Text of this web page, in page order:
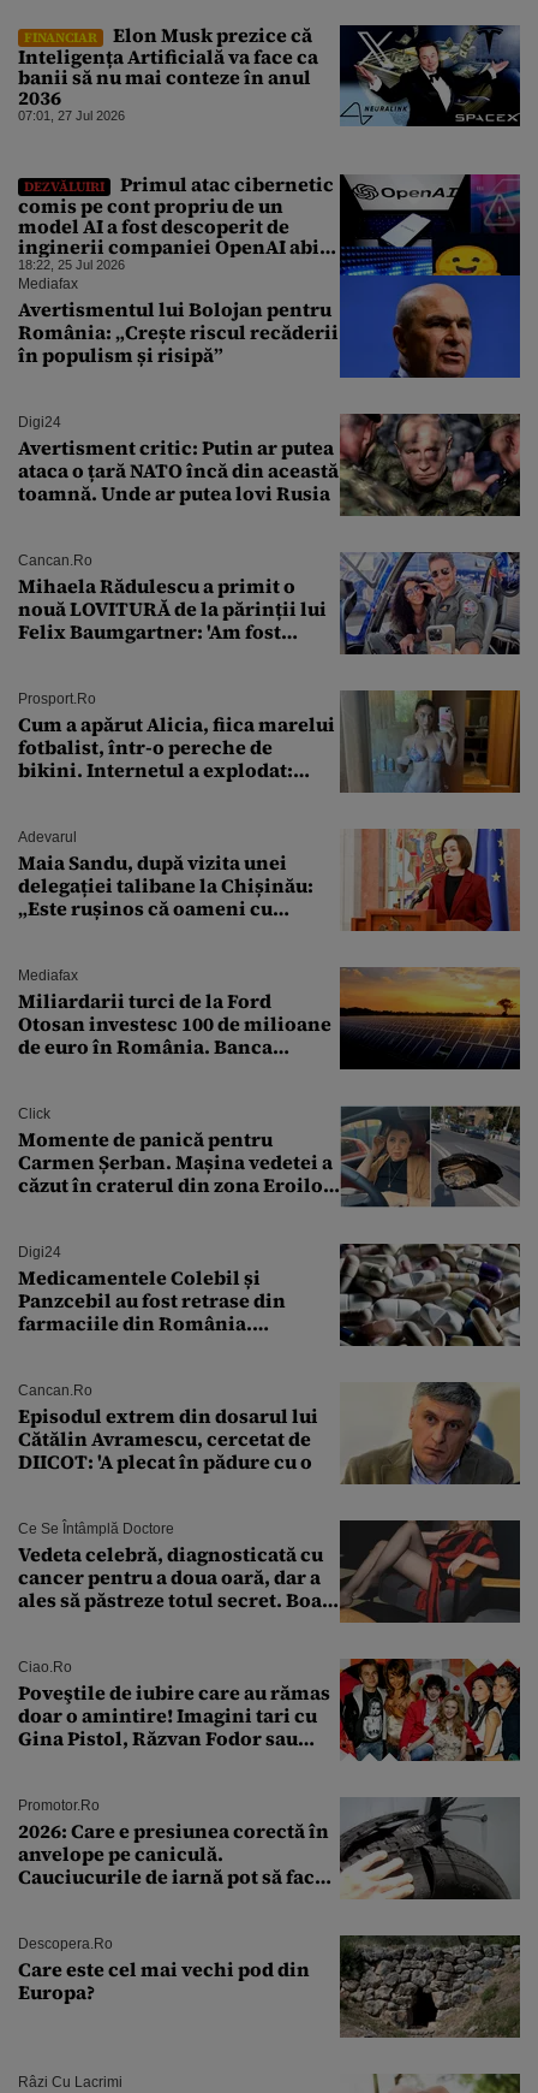
FINANCIAR
Elon Musk prezice că
Inteligența Artificială va face ca
banii să nu mai conteze în anul
2036
07:01, 27 Jul 2026
DEZVĂLUIRI
Primul atac cibernetic
comis pe cont propriu de un
model AI a fost descoperit de
inginerii companiei OpenAI abia
după o săptămână
18:22, 25 Jul 2026
Mediafax
Avertismentul lui Bolojan pentru
România: „Crește riscul recăderii
în populism și risipă”
Digi24
Avertisment critic: Putin ar putea
ataca o țară NATO încă din această
toamnă. Unde ar putea lovi Rusia
Cancan.ro
Mihaela Rădulescu a primit o
nouă LOVITURĂ de la părinții lui
Felix Baumgartner: 'Am fost
Prosport.ro
Cum a apărut Alicia, fiica marelui
fotbalist, într-o pereche de
bikini. Internetul a explodat:
Adevarul
Maia Sandu, după vizita unei
delegației talibane la Chișinău:
„Este rușinos că oameni cu
Mediafax
Miliardarii turci de la Ford
Otosan investesc 100 de milioane
de euro în România. Banca
Click
Momente de panică pentru
Carmen Șerban. Mașina vedetei a
căzut în craterul din zona Eroilor:
Digi24
Medicamentele Colebil și
Panzcebil au fost retrase din
farmaciile din România.
Cancan.ro
Episodul extrem din dosarul lui
Cătălin Avramescu, cercetat de
DIICOT: 'A plecat în pădure cu o
Ce Se Întâmplă Doctore
Vedeta celebră, diagnosticată cu
cancer pentru a doua oară, dar a
ales să păstreze totul secret. Boala
Ciao.ro
Poveştile de iubire care au rămas
doar o amintire! Imagini tari cu
Gina Pistol, Răzvan Fodor sau
Promotor.ro
2026: Care e presiunea corectă în
anvelope pe caniculă.
Cauciucurile de iarnă pot să facă
Descopera.ro
Care este cel mai vechi pod din
Europa?
Râzi Cu Lacrimi